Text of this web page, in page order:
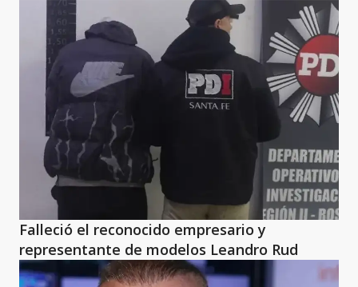
Falleció el reconocido empresario y
representante de modelos Leandro Rud